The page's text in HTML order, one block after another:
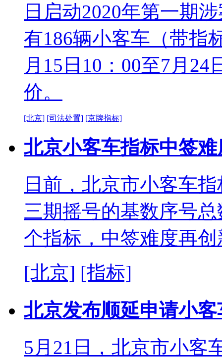
日启动2020年第一期
有186辆小客车（带指
月15日10：00至7月24
价。
[北京] [司法处置] [京牌指标]
北京小客车指标中签
日前，北京市小客车
三期摇号的基数序号
个指标，中签难度再
[北京] [指标]
北京发布顺延申请小
5月21日，北京市小客